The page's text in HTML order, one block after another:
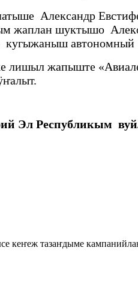
Александр
шуктышо
кугыжаныш
лишыл жапыште
Эл Республикым
кеҥеж тазаҥдыме